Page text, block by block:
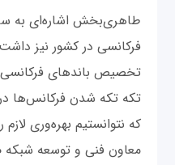
طاهری‌بخش اشاره‌ای به
فرکانسی در کشور نیز
تخصیص باندهای فرکانسی
تکه تکه شدن فرکانس‌ها
که نتوانستیم بهره‌وری لازم
معاون فنی و توسعه شبکه